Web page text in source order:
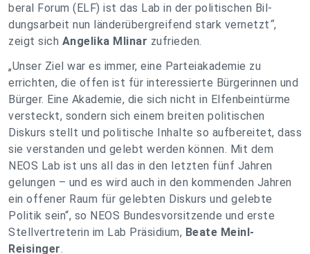
be­ral Forum (ELF) ist das Lab in der po­li­ti­schen Bil­
dungs­ar­beit nun länderübergreifend stark ver­netzt“,
zeigt sich Angelika Mlinar zufrieden.
„Unser Ziel war es immer, eine Parteiakademie zu
errichten, die offen ist für interessierte Bürgerinnen und
Bürger. Eine Akademie, die sich nicht in Elfenbeintürme
versteckt, sondern sich einem breiten politischen
Diskurs stellt und politische Inhalte so aufbereitet, dass
sie verstanden und gelebt werden können. Mit dem
NEOS Lab ist uns all das in den letzten fünf Jahren
gelungen – und es wird auch in den kommenden Jahren
ein offener Raum für gelebten Diskurs und gelebte
Politik sein“, so NEOS Bundesvorsitzende und erste
Stellvertreterin im Lab Präsidium, Beate Meinl-
Reisinger.